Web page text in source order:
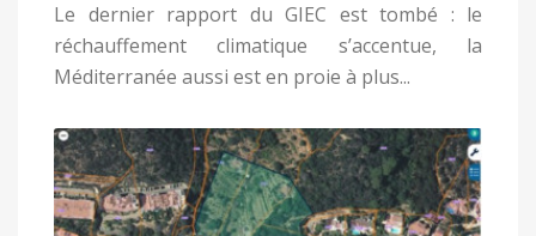
Le dernier rapport du GIEC est tombé : le
réchauffement climatique s’accentue, la
Méditerranée aussi est en proie à plus...